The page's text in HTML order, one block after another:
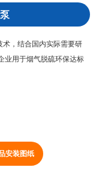
术，结合国内实际需要研
业用于烟气脱硫环保达标
安装图纸